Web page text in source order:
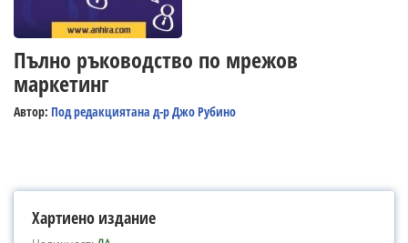
Пълно ръководство по мрежов
маркетинг
Автор: Под редакциятана д-р Джо Рубино
Хартиено издание